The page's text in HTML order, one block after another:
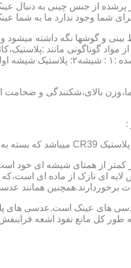
از جنس چینی به دنبال
برای شما وجود ندارد ما به
و گوشها نگه داشته میشود و
گوناگونی مانند
عدسی یا لنز :جنس عدسی
بالای،شکنندگی و
:
از همتای شیشه ای خود
ای نازک از ماده ای
برخوردارند.همچنین
عدسی های عینک است.عدسی
کل مانع نفوذ اشعه فرابنفش